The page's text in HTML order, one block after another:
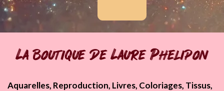
La boutique de Laure Phelipon
Aquarelles, Reproduction, Livres, Coloriages, Tissus,